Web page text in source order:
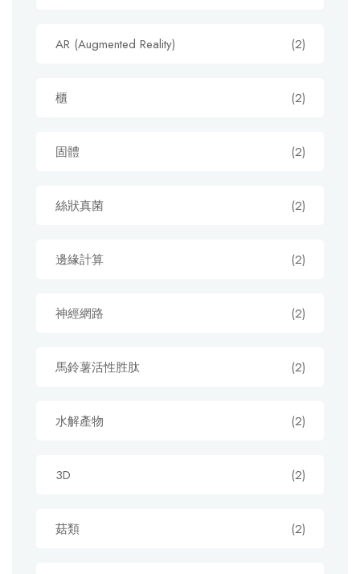
AR (Augmented Reality) (2)
櫃 (2)
固體 (2)
絲狀真菌 (2)
邊緣計算 (2)
神經網路 (2)
馬鈴薯活性胜肽 (2)
水解產物 (2)
3D (2)
菇類 (2)